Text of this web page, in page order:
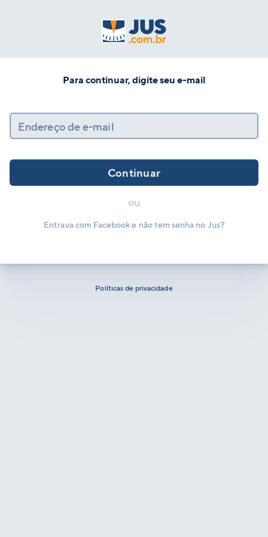
Para continuar, digite seu e-mail
Endereço de e-mail
Continuar
ou
Entrava com Facebook e não tem senha no Jus?
Políticas de privacidade